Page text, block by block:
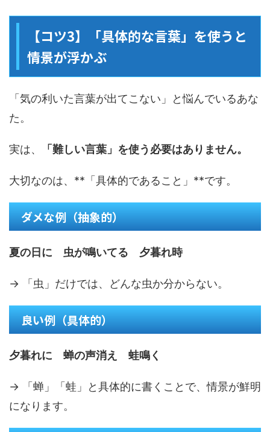
【コツ3】「具体的な言葉」を使うと
情景が浮かぶ
「気の利いた言葉が出てこない」と悩んでいるあな
た。
実は、 「難しい言葉」を使う必要はありません。
大切なのは、**「具体的であること」**です。
ダメな例（抽象的）
夏の日に 虫が鳴いてる 夕暮れ時
→ 「虫」だけでは、どんな虫か分からない。
良い例（具体的）
夕暮れに 蝉の声消え 蛙鳴く
→ 「蝉」「蛙」と具体的に書くことで、情景が鮮明
になります。